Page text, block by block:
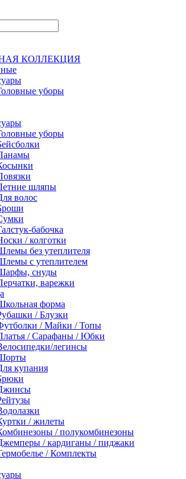
КОЛЛЕКЦИЯ
уборы
уборы
шляпы
волос
бабочка
/ колготки
без утеплителя
с утеплителем
снуды
варежки
форма
/ Блузки
/ Майки / Топы
/ Сарафаны / Юбки
легинсы
купания
/ жилеты
/ полукомбинезоны
/ кардиганы / пиджаки
/ Комплекты